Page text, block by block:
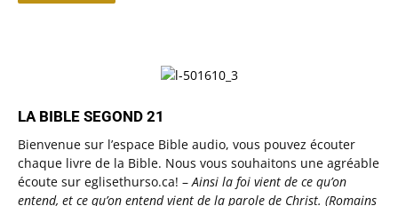
LA BIBLE SEGOND 21
Bienvenue sur l’espace Bible audio, vous pouvez écouter
chaque livre de la Bible. Nous vous souhaitons une agréable
écoute sur eglisethurso.ca! –Ainsi la foi vient de ce qu’on
entend, et ce qu’on entend vient de la parole de Christ. (Romains